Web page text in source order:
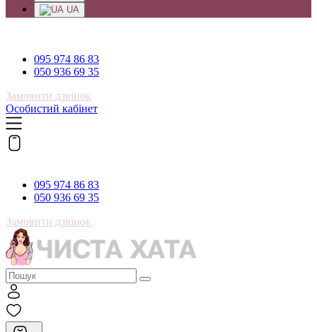
UA
095 974 86 83
050 936 69 35
Замовити дзвінок
Особистий кабінет
095 974 86 83
050 936 69 35
Замовити дзвінок